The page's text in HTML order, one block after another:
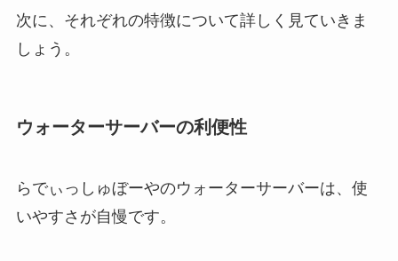
次に、それぞれの特徴について詳しく見ていきま
しょう。
ウォーターサーバーの利便性
らでぃっしゅぼーやのウォーターサーバーは、使
いやすさが自慢です。